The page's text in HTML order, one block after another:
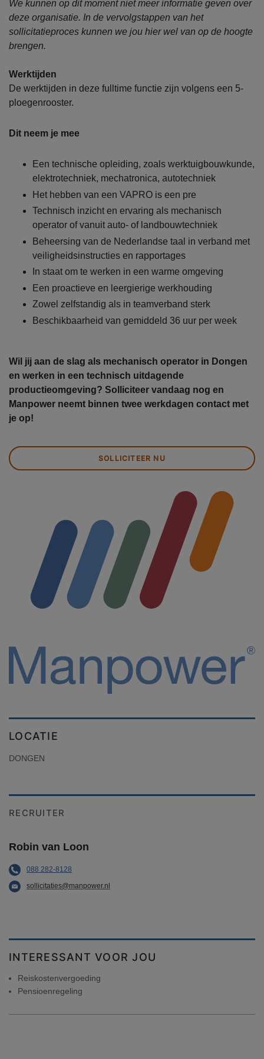
We kunnen op dit moment niet meer informatie geven over
deze organisatie. In de vervolgstappen van het
sollicitatieproces kunnen we jou hier wel van op de hoogte
brengen.
Werktijden
De werktijden in deze fulltime functie zijn volgens een 5-
ploegenrooster.
Dit neem je mee
Een technische opleiding, zoals werktuigbouwkunde,
elektrotechniek, mechatronica, autotechniek
Het hebben van een VAPRO is een pre
Technisch inzicht en ervaring als mechanisch
operator of vanuit auto- of landbouwtechniek
Beheersing van de Nederlandse taal in verband met
veiligheidsinstructies en rapportages
In staat om te werken in een warme omgeving
Een proactieve en leergierige werkhouding
Zowel zelfstandig als in teamverband sterk
Beschikbaarheid van gemiddeld 36 uur per week
Wil jij aan de slag als mechanisch operator in Dongen
en werken in een technisch uitdagende
productieomgeving? Solliciteer vandaag nog en
Manpower neemt binnen twee werkdagen contact met
je op!
SOLLICITEER NU
LOCATIE
DONGEN
RECRUITER
Robin van Loon
088 282-8128
sollicitaties@manpower.nl
INTERESSANT VOOR JOU
Reiskostenvergoeding
Pensioenregeling